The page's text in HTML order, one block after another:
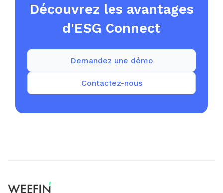
Découvrez les avantages
d'ESG Connect
Contactez-nous
Demandez une démo